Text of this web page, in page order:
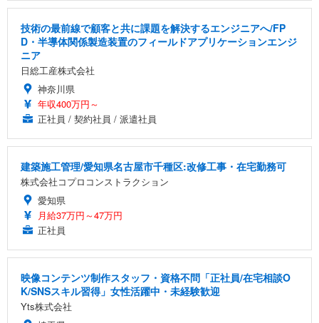
技術の最前線で顧客と共に課題を解決するエンジニアへ/FP
D・半導体関係製造装置のフィールドアプリケーションエンジ
ニア
日総工産株式会社
神奈川県
年収400万円～
正社員 / 契約社員 / 派遣社員
建築施工管理/愛知県名古屋市千種区:改修工事・在宅勤務可
株式会社コプロコンストラクション
愛知県
月給37万円～47万円
正社員
映像コンテンツ制作スタッフ・資格不問「正社員/在宅相談O
K/SNSスキル習得」女性活躍中・未経験歓迎
Yts株式会社